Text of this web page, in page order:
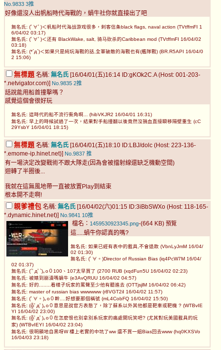
No.9833 3推
好像還沒人出帆船時代海戰的，蝸牛社你就直接出了吧
無名氏: (ﾟ∀ﾟ)＜帆船时代海战游戏很多，刺客信条black flags, naval action (TVtffmFI 1
6/04/02 03:17)
無名氏: (ﾟ∀ﾟ)＜还有 BlackWake, salt, 骑马砍杀的Caribbean mod (TVtffmFI 16/04/02
03:18)
無名氏: (*´д`)＜如果只是純玩海戰的話,全軍破敵的海戰也有(艦隊戰) (BR.R5API 16/04/0
2 15:06)
無標題 名稱: 無名氏 [16/04/01(五)16:14 ID:gKOk2C.A (Host: 001-203-
*.netvigator.com)] No.9835 2推
話說能用船首撞擊嗎？
感覺這個會很好玩
無名氏: 這時代的船不流行衝角啊... (hibVKJR2 16/04/01 16:31)
無名氏: 早上的時候試過了一次，結果對手船撞翻以後竟然沒損血直接瞬移隔壁重生 (cC
29YsbY 16/04/01 18:15)
無標題 名稱: 無名氏 [16/04/01(五)18:10 ID:LBJ/dolc (Host: 223-136-
*.emome-ip.hinet.net)] No.9837 推
有一場決定改變戰術不跟大隊走(因為會被擋射線還缺乏機動空間)
迴轉了半圈後...
我就在這無風地帶一直被放置Play到結束
根本開不走啊!
親爹禮包 名稱: 無名氏 [16/04/02(六)01:15 ID:3iBbSWXo (Host: 118-165-
*.dynamic.hinet.net)] No.9841 10推
檔名： 1459530923345.png-(664 KB) 預覽
這.....蝸牛你認真的嗎?
無名氏: 如果已經有表中的載具,不會退款 (VbnLyJmM 16/04/
02 01:30)
無名氏: (ﾟ∀。)Director of Russian Bias (iq4PcW7M 16/04/
02 01:37)
無名氏: (´ﾟдﾟ`)｡o０100、107太早買了 (2700 RUB (xqdFun5U 16/04/02 02:23)
無名氏: 被婊到崩潰嗎蝸牛 (e3AvQRUU 16/04/02 04:57)
無名氏: 好的........看樣子玩家的罵聲至少他有聽進去 (OTTjsjlM 16/04/02 06:42)
無名氏: master of russian bias wwwwww (r8VGT2iI 16/04/02 11:57)
無名氏: (ﾟ∀。)｡o０幹....好想要那個稱號 (mL4CobFQ 16/04/02 15:50)
無名氏: (╬ﾟдﾟ)｡o０意思是說官方表態了，除了蘇系以外其他都是靶車或靶機 ? (WTBvIE
YI 16/04/02 23:00)
無名氏: (╬ﾟдﾟ)｡o０在怎麼恨也別拿別系玩家的痛處開玩笑吧? (尤其對玩美國載具的玩
家) (WTBvIEYI 16/04/02 23:04)
無名氏: 很明顯地自黑呀W 樓上老實的中坑了ww 還不買一組Bias回去www (hq0KXSVo
16/04/03 23:18)